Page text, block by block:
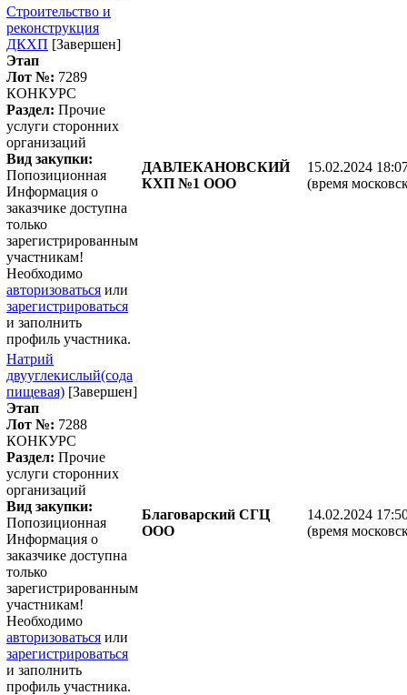
Строительство и
реконструкция
ДКХП [Завершен]
Этап
Лот №: 7289
КОНКУРС
Раздел: Прочие
услуги сторонних
организаций
Вид закупки:
Попозиционная
Информация о
заказчике доступна
только
зарегистрированным
участникам!
Необходимо
авторизоваться или
зарегистрироваться
и заполнить
профиль участника.
ДАВЛЕКАНОВСКИЙ
КХП №1 ООО
15.02.2024
(время
Натрий
двууглекислый(сода
пищевая) [Завершен]
Этап
Лот №: 7288
КОНКУРС
Раздел: Прочие
услуги сторонних
организаций
Вид закупки:
Попозиционная
Информация о
заказчике доступна
только
зарегистрированным
участникам!
Необходимо
авторизоваться или
зарегистрироваться
и заполнить
профиль участника.
Благоварский СГЦ
ООО
14.02.2024
(время